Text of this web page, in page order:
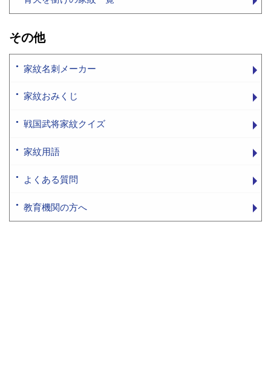
その他
家紋名刺メーカー
家紋おみくじ
戦国武将家紋クイズ
家紋用語
よくある質問
教育機関の方へ